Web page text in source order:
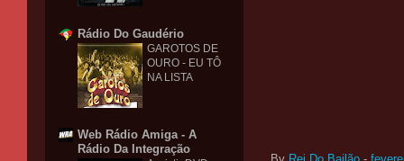
Rádio Do Gaudério
GAROTOS DE
OURO - EU TÔ
NA LISTA
Web Rádio Amiga - A
Rádio Da Integração